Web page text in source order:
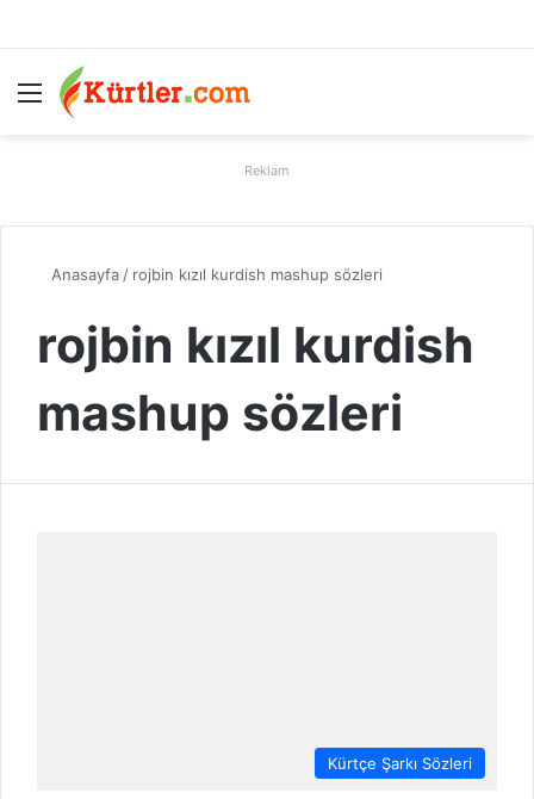
Menü
Reklam
Anasayfa / rojbin kızıl kurdish mashup sözleri
rojbin kızıl kurdish
mashup sözleri
Kürtçe Şarkı Sözleri